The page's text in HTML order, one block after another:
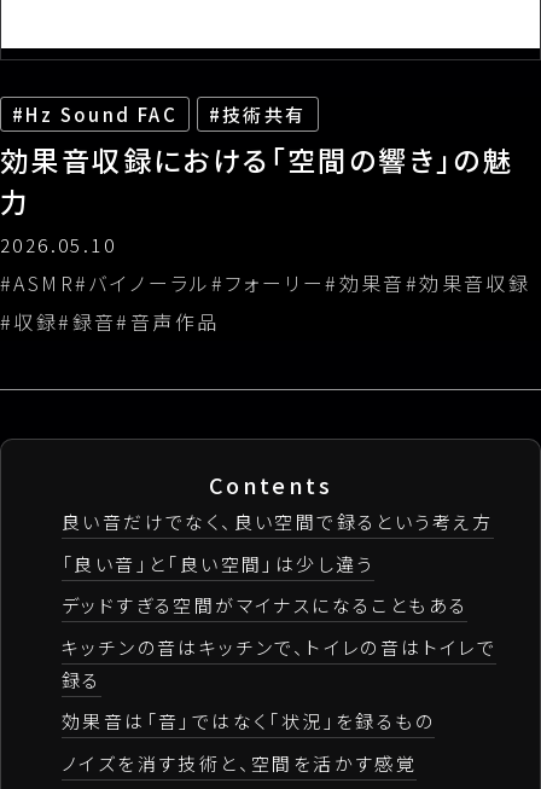
ブログ
法人・制作会社様向け窓口
Hz Sound FAC 技術共有
効果音収録における「空間の響き」の魅
力
2026.05.10
ASMR バイノーラル フォーリー 効果音
効果音収録
収録 録音 音声作品
Contents
良い音だけでなく、良い空間で録るという考え方
「良い音」と「良い空間」は少し違う
デッドすぎる空間がマイナスになることもある
キッチンの音はキッチンで、トイレの音はトイレで
録る
効果音は「音」ではなく「状況」を録るもの
ノイズを消す技術と、空間を活かす感覚